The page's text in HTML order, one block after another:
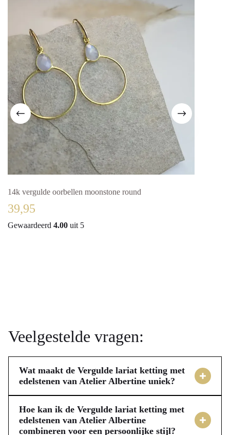
14k vergulde oorbellen moonstone round
39,95
Gewaardeerd 4.00 uit 5
Veelgestelde vragen:
Wat maakt de Vergulde lariat ketting met
edelstenen van Atelier Albertine uniek?
De Vergulde lariat ketting van Atelier Albertine
onderscheidt zich door zorgvuldig gekozen edelstenen en
een ambachtelijk ontwerp, speciaal voor jou. Deze
handgemaakte ketting bevat maansteen, agaat, chalcedoon
Hoe kan ik de Vergulde lariat ketting met
edelstenen van Atelier Albertine
combineren voor een persoonlijke stijl?